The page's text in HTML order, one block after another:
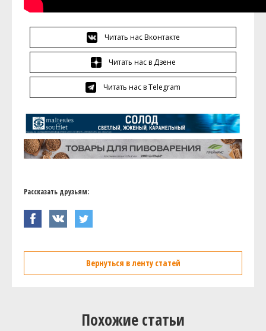
Читать нас Вконтакте
Читать нас в Дзене
Читать нас в Telegram
Рассказать друзьям:
Вернуться в ленту статей
Похожие статьи